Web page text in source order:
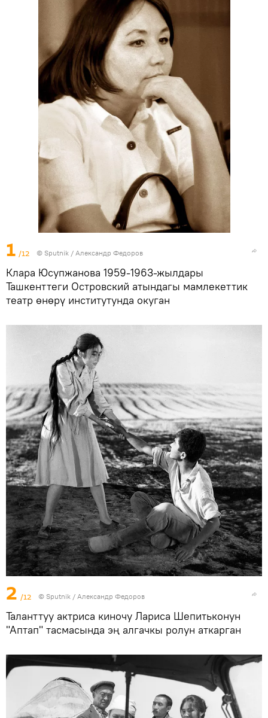
1 /12 © Sputnik / Александр Федоров
Клара Юсупжанова 1959-1963-жылдары
Ташкенттеги Островский атындагы мамлекеттик
театр өнөрү институтунда окуган
2 /12 © Sputnik / Александр Федоров
Таланттуу актриса киночу Лариса Шепитьконун
"Аптап" тасмасында эң алгачкы ролун аткарган